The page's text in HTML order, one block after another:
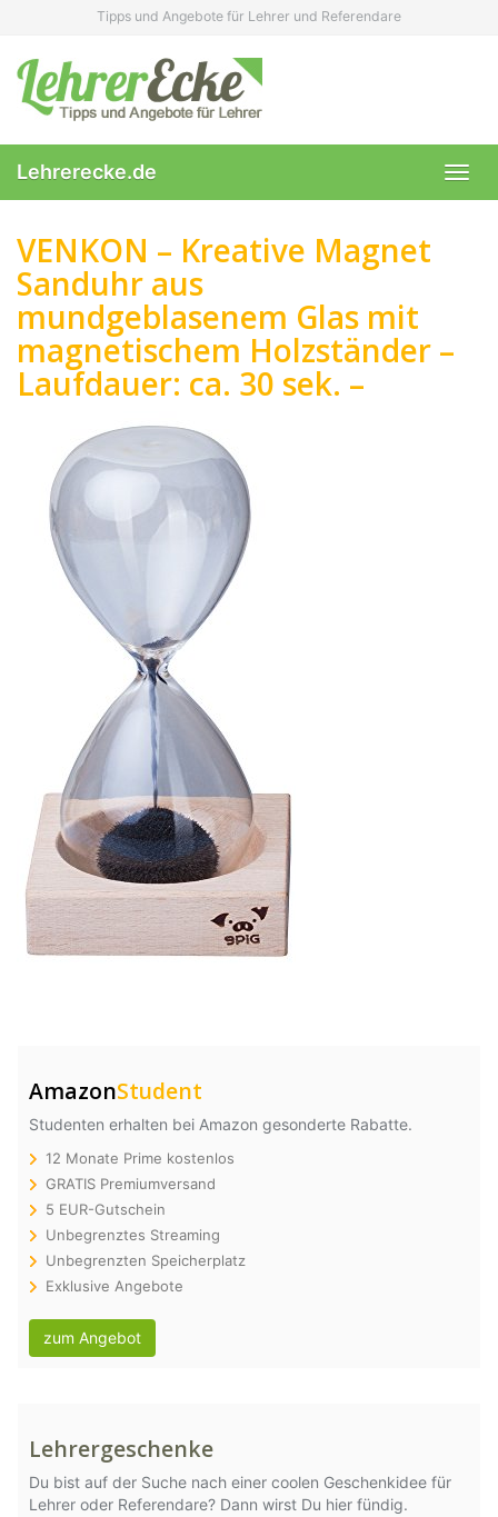
content
Tipps und Angebote für Lehrer und Referendare
Lehrerecke.de
VENKON – Kreative Magnet
Sanduhr aus
mundgeblasenem Glas mit
magnetischem Holzständer –
Laufdauer: ca. 30 sek. –
AmazonStudent
Studenten erhalten bei Amazon gesonderte Rabatte.
12 Monate Prime kostenlos
GRATIS Premiumversand
5 EUR-Gutschein
Unbegrenztes Streaming
Unbegrenzten Speicherplatz
Exklusive Angebote
zum Angebot
Lehrergeschenke
Du bist auf der Suche nach einer coolen Geschenkidee für
Lehrer oder Referendare? Dann wirst Du hier fündig.